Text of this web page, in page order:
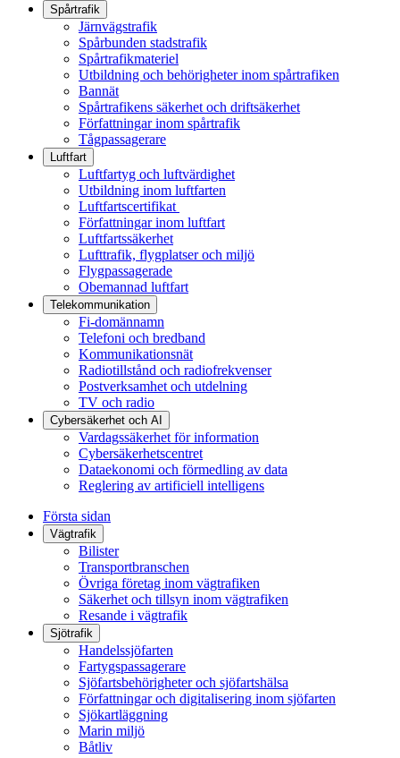
Spårtrafik
Järnvägstrafik
Spårbunden stadstrafik
Spårtrafikmateriel
Utbildning och behörigheter inom spårtrafiken
Bannät
Spårtrafikens säkerhet och driftsäkerhet
Författningar inom spårtrafik
Tågpassagerare
Luftfart
Luftfartyg och luftvärdighet
Utbildning inom luftfarten
Luftfartscertifikat
Författningar inom luftfart
Luftfartssäkerhet
Lufttrafik, flygplatser och miljö
Flygpassagerade
Obemannad luftfart
Telekommunikation
Fi-domännamn
Telefoni och bredband
Kommunikationsnät
Radiotillstånd och radiofrekvenser
Postverksamhet och utdelning
TV och radio
Cybersäkerhet och AI
Vardagssäkerhet för information
Cybersäkerhetscentret
Dataekonomi och förmedling av data
Reglering av artificiell intelligens
Första sidan
Vägtrafik
Bilister
Transportbranschen
Övriga företag inom vägtrafiken
Säkerhet och tillsyn inom vägtrafiken
Resande i vägtrafik
Sjötrafik
Handelssjöfarten
Fartygspassagerare
Sjöfartsbehörigheter och sjöfartshälsa
Författningar och digitalisering inom sjöfarten
Sjökartläggning
Marin miljö
Båtliv